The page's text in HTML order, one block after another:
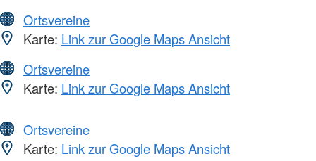
Ortsvereine
Karte: Link zur Google Maps Ansicht
Ortsvereine
Karte: Link zur Google Maps Ansicht
Ortsvereine
Karte: Link zur Google Maps Ansicht